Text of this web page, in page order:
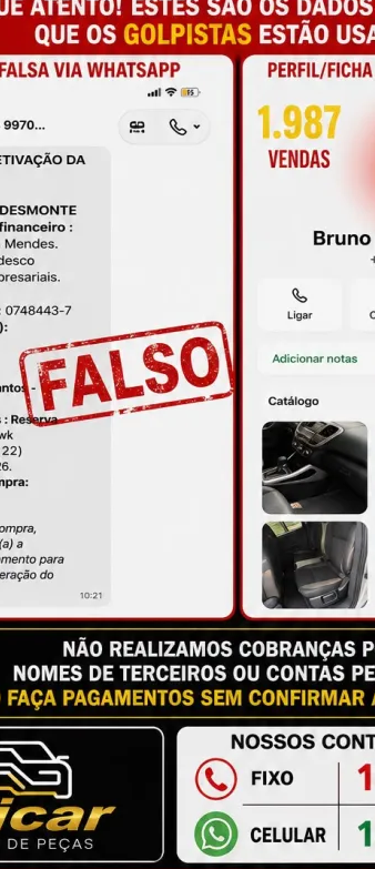
Direita
DETRAN.
para fazer perguntas, estamos a
para que você fique satisfeito com a
Certificado de Procedência
Consumidor, é de 90 (noventa) dias a
reparar o produto, o cliente poderá
do crédito como parte do
A ga...
Ler mais